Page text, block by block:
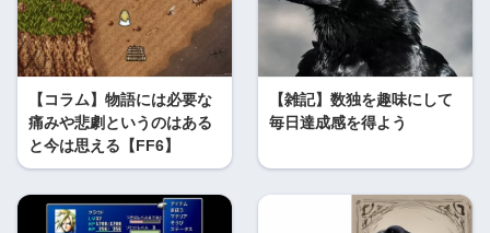
【コラム】物語には必要な
痛みや悲劇というのはある
と今は思える【FF6】
【雑記】数独を趣味にして
毎日達成感を得よう